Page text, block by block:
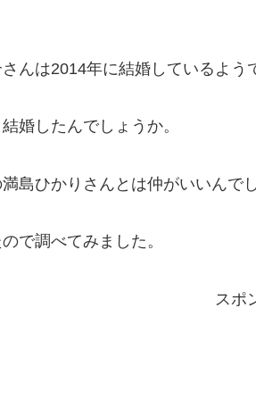
んは2014年に結婚しているよう
婚したんでしょうか。
島ひかりさんとは仲がいいんで
で調べてみました。
スポ